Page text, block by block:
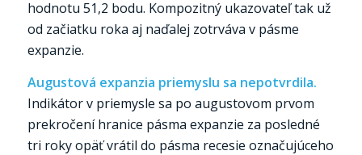
hodnotu 51,2 bodu. Kompozitný ukazovateľ tak už
od začiatku roka aj naďalej zotrváva v pásme
expanzie.
Augustová expanzia priemyslu sa nepotvrdila.
Indikátor v priemysle sa po augustovom prvom
prekročení hranice pásma expanzie za posledné
tri roky opäť vrátil do pásma recesie označujúceho